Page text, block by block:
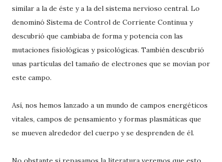
similar a la de éste y a la del sistema nervioso central. Lo
denominó Sistema de Control de Corriente Continua y
descubrió que cambiaba de forma y potencia con las
mutaciones fisiológicas y psicológicas. También descubrió
unas partículas del tamaño de electrones que se movían por
este campo.
Así, nos hemos lanzado a un mundo de campos energéticos
vitales, campos de pensamiento y formas plasmáticas que
se mueven alrededor del cuerpo y se desprenden de él.